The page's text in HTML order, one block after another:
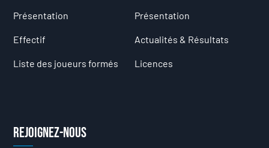
Présentation
Effectif
Liste des joueurs formés
Présentation
Actualités & Résultats
Licences
Rejoignez-nous